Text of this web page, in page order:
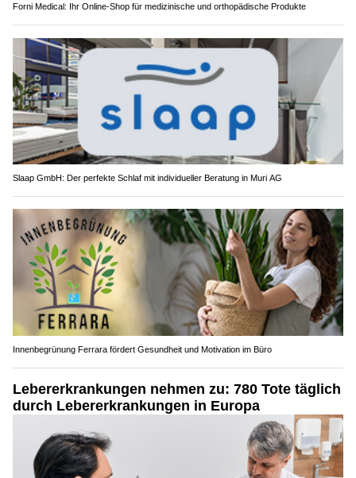
Forni Medical: Ihr Online-Shop für medizinische und orthopädische Produkte
Slaap GmbH: Der perfekte Schlaf mit individueller Beratung in Muri AG
Innenbegrünung Ferrara fördert Gesundheit und Motivation im Büro
Lebererkrankungen nehmen zu: 780 Tote täglich
durch Lebererkrankungen in Europa